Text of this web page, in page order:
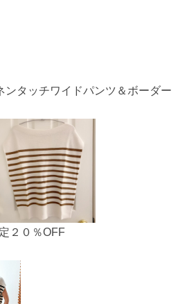
ンタッチワイドパンツ＆ボーダー
２０％OFF